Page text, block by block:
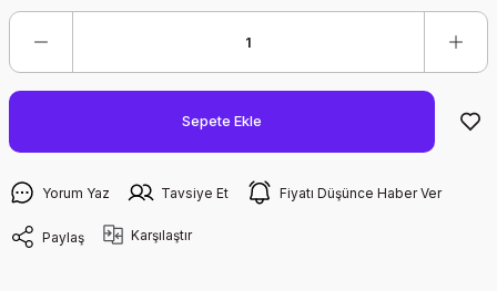
Sepete Ekle
Yorum Yaz Tavsiye Et Fiyatı Düşünce Haber Ver
Paylaş Karşılaştır